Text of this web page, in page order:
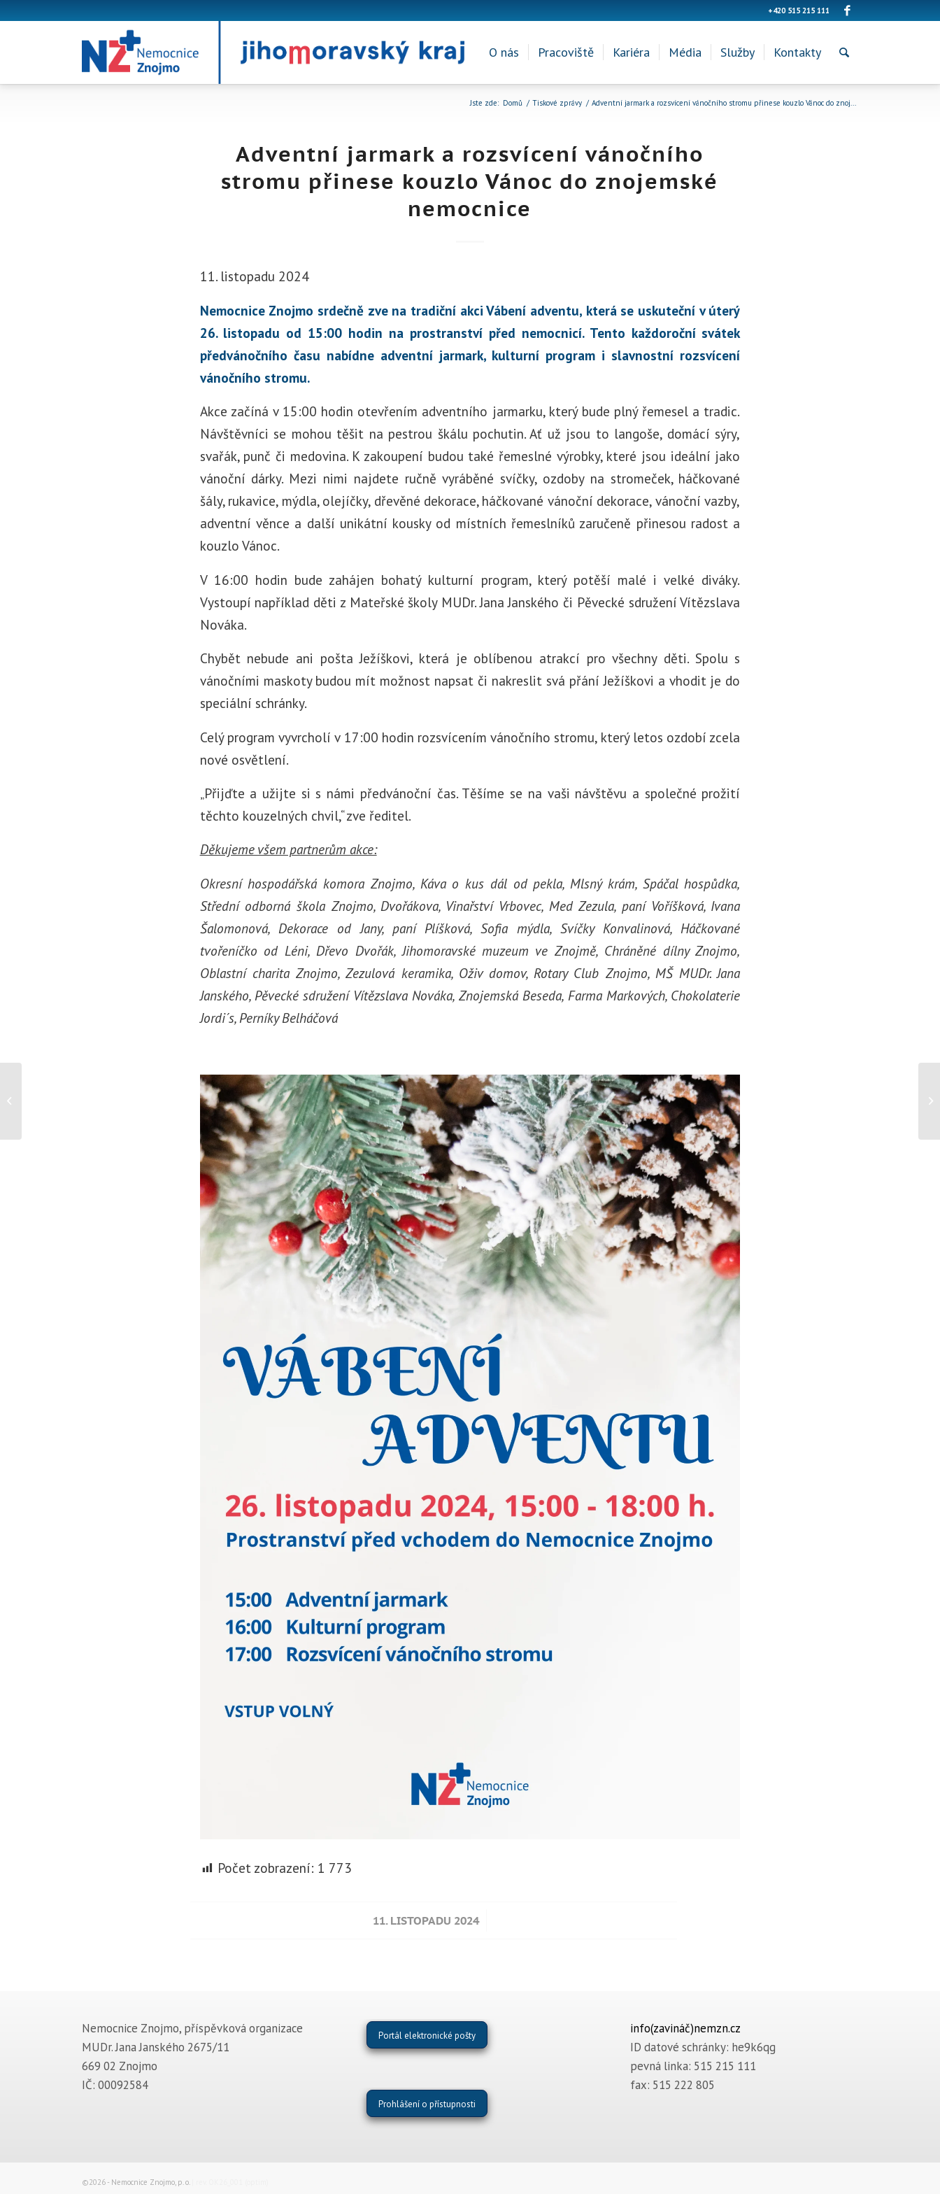
+420 515 215 111
O nás Pracoviště Kariéra Média Služby Kontakty
Jste zde: Domů / Tiskové zprávy / Adventní jarmark a rozsvícení vánočního stromu přinese kouzlo Vánoc do znoj...
Adventní jarmark a rozsvícení vánočního
stromu přinese kouzlo Vánoc do znojemské
nemocnice
11. listopadu 2024
Nemocnice Znojmo srdečně zve na tradiční akci Vábení adventu, která se uskuteční v úterý
26. listopadu od 15:00 hodin na prostranství před nemocnicí. Tento každoroční svátek
předvánočního času nabídne adventní jarmark, kulturní program i slavnostní rozsvícení
vánočního stromu.
Akce začíná v 15:00 hodin otevřením adventního jarmarku, který bude plný řemesel a tradic.
Návštěvníci se mohou těšit na pestrou škálu pochutin. Ať už jsou to langoše, domácí sýry,
svařák, punč či medovina. K zakoupení budou také řemeslné výrobky, které jsou ideální jako
vánoční dárky. Mezi nimi najdete ručně vyráběné svíčky, ozdoby na stromeček, háčkované
šály, rukavice, mýdla, olejíčky, dřevěné dekorace, háčkované vánoční dekorace, vánoční vazby,
adventní věnce a další unikátní kousky od místních řemeslníků zaručeně přinesou radost a
kouzlo Vánoc.
V 16:00 hodin bude zahájen bohatý kulturní program, který potěší malé i velké diváky.
Vystoupí například děti z Mateřské školy MUDr. Jana Janského či Pěvecké sdružení Vítězslava
Nováka.
Chybět nebude ani pošta Ježíškovi, která je oblíbenou atrakcí pro všechny děti. Spolu s
vánočními maskoty budou mít možnost napsat či nakreslit svá přání Ježíškovi a vhodit je do
speciální schránky.
Celý program vyvrcholí v 17:00 hodin rozsvícením vánočního stromu, který letos ozdobí zcela
nové osvětlení.
„Přijďte a užijte si s námi předvánoční čas. Těšíme se na vaši návštěvu a společné prožití
těchto kouzelných chvil,“ zve ředitel.
Děkujeme všem partnerům akce:
Okresní hospodářská komora Znojmo, Káva o kus dál od pekla, Mlsný krám, Spáčal hospůdka,
Střední odborná škola Znojmo, Dvořákova, Vinařství Vrbovec, Med Zezula, paní Voříšková, Ivana
Šalomonová, Dekorace od Jany, paní Plíšková, Sofia mýdla, Svíčky Konvalinová, Háčkované
tvořeníčko od Léni, Dřevo Dvořák, Jihomoravské muzeum ve Znojmě, Chráněné dílny Znojmo,
Oblastní charita Znojmo, Zezulová keramika, Oživ domov, Rotary Club Znojmo, MŠ MUDr. Jana
Janského, Pěvecké sdružení Vítězslava Nováka, Znojemská Beseda, Farma Markových, Chokolaterie
Jordi´s, Perníky Belháčová
Počet zobrazení: 1 773
11. LISTOPADU 2024
/
Nemocnice Znojmo, příspěvková organizace
MUDr. Jana Janského 2675/11
669 02 Znojmo
IČ: 00092584
Portál elektronické pošty
Prohlášení o přístupnosti
info(zavináč)nemzn.cz
ID datové schránky: he9k6qg
pevná linka: 515 215 111
fax: 515 222 805
©2026 - Nemocnice Znojmo, p. o.